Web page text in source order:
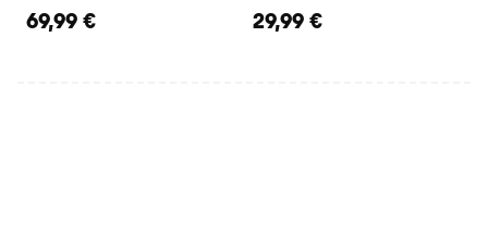
69,99 € 29,99 €